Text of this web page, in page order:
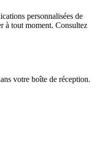
personnalisées de
à tout moment. Consultez
votre boîte de réception.